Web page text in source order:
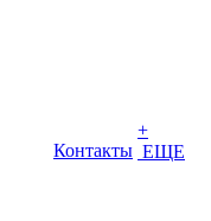
Контакты
+
ЕЩЕ